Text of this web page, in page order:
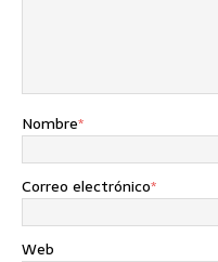
Nombre*
Correo electrónico*
Web